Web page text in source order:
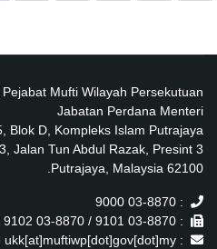
Pejabat Mufti Wilayah Persekutuan
Jabatan Perdana Menteri
Blok D, Kompleks Islam Putrajaya
Jalan Tun Abdul Razak, Presint 3
62100 Putrajaya, Malaysia.
: 03-8870 9000
: 03-8870 9101 / 03-8870 9102
: ukk[at]muftiwp[dot]gov[dot]my